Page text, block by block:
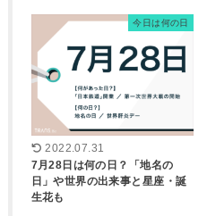
今日は何の日
2022.07.31
7月28日は何の日？「地名の
日」や世界の出来事と星座・誕
生花も